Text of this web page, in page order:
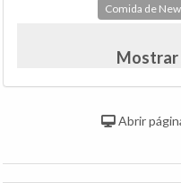
Comida de
Mostrar
Abrir